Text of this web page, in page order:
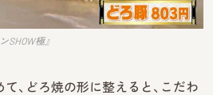
SHOW極』
、どろ焼の形に整えると、こだわ